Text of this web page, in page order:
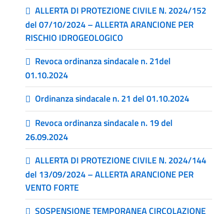
ALLERTA DI PROTEZIONE CIVILE N. 2024/152
del 07/10/2024 – ALLERTA ARANCIONE PER
RISCHIO IDROGEOLOGICO
Revoca ordinanza sindacale n. 21del
01.10.2024
Ordinanza sindacale n. 21 del 01.10.2024
Revoca ordinanza sindacale n. 19 del
26.09.2024
ALLERTA DI PROTEZIONE CIVILE N. 2024/144
del 13/09/2024 – ALLERTA ARANCIONE PER
VENTO FORTE
SOSPENSIONE TEMPORANEA CIRCOLAZIONE